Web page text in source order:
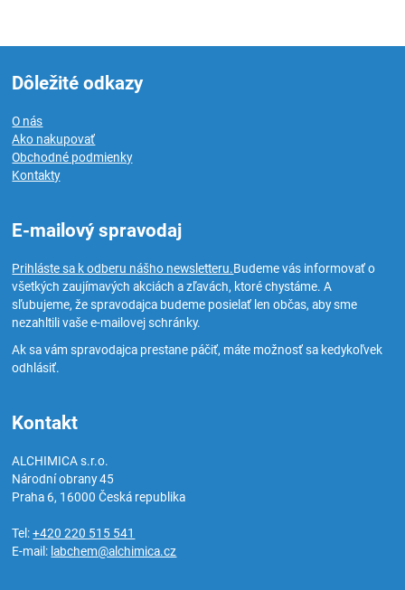
Dôležité odkazy
O nás
Ako nakupovať
Obchodné podmienky
Kontakty
E-mailový spravodaj
Prihláste sa k odberu nášho newsletteru.Budeme vás informovať o
všetkých zaujímavých akciách a zľavách, ktoré chystáme. A
sľubujeme, že spravodajca budeme posielať len občas, aby sme
nezahltili vaše e-mailovej schránky.
Ak sa vám spravodajca prestane páčiť, máte možnosť sa kedykoľvek
odhlásiť.
Kontakt
ALCHIMICA s.r.o.
Národní obrany 45
Praha 6, 16000Česká republika
Tel:+420 220 515 541
E-mail: labchem@alchimica.cz